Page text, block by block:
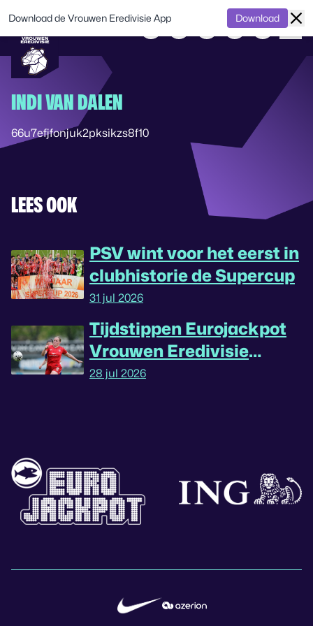
INDI VAN DALEN
66u7efjfonjuk2pksikzs8f10
LEES OOK
PSV wint voor het eerst in
clubhistorie de Supercup
31 jul 2026
Tijdstippen Eurojackpot
Vrouwen Eredivisie
omgedraaid
28 jul 2026
Download de Vrouwen Eredivisie App Download